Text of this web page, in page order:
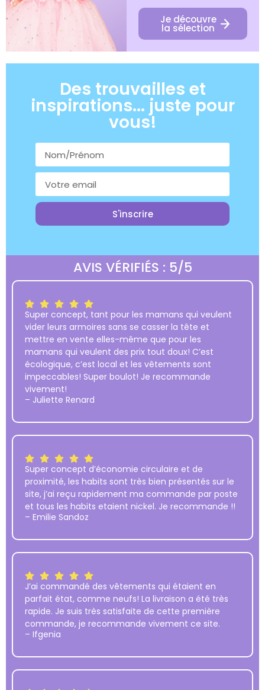
Je découvre
la sélection
Des trouvailles et
inspirations... juste pour
vous!
S'inscrire
AVIS VÉRIFIÉS : 5/5
Super concept, tant pour les mamans qui veulent
vider leurs armoires sans se casser la tête et
mettre en vente elles-même que pour les
mamans qui veulent des prix tout doux! C’est
écologique, c’est local et les vêtements sont
impeccables! Super boulot! Je recommande
vivement!
– Juliette Renard
Super concept d’économie circulaire et de
proximité, les habits sont très bien présentés sur le
site, j’ai reçu rapidement ma commande par poste
et tous les habits etaient nickel. Je recommande !!
– Emilie Sandoz
J’ai commandé des vêtements qui étaient en
parfait état, comme neufs! La livraison a été très
rapide. Je suis très satisfaite de cette première
commande, je recommande vivement ce site.
– Ifgenia